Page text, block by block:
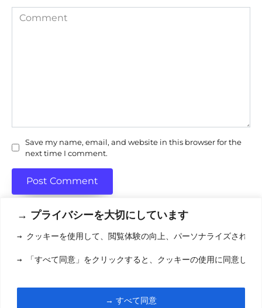
→ プライバシーを大切にしています
→ クッキーを使用して、閲覧体験の向上、パーソナライズされた
→ 「すべて同意」をクリックすると、クッキーの使用に同意した
→ すべて同意
Comment
Save my name, email, and website in this browser for the
next time I comment.
利用規約(りようきやく